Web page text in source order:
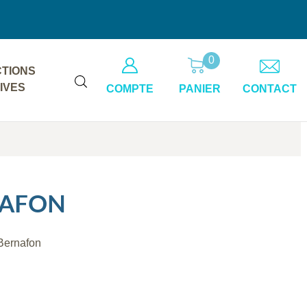
COMPTE
0
PANIER CONTACT